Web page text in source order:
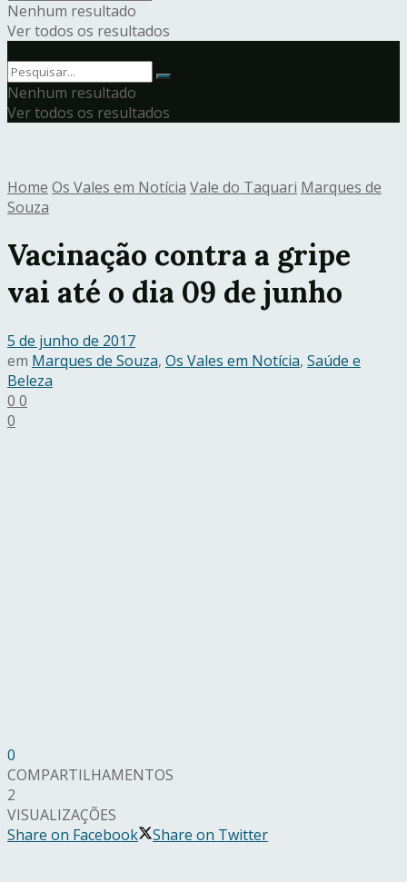
Nenhum resultado
Ver todos os resultados
Nenhum resultado
Ver todos os resultados
Home Os Vales em Notícia Vale do Taquari Marques de
Souza
Vacinação contra a gripe
vai até o dia 09 de junho
5 de junho de 2017
em Marques de Souza, Os Vales em Notícia, Saúde e
Beleza
0 0
0
0
COMPARTILHAMENTOS
2
VISUALIZAÇÕES
Share on Facebook
Share on Twitter